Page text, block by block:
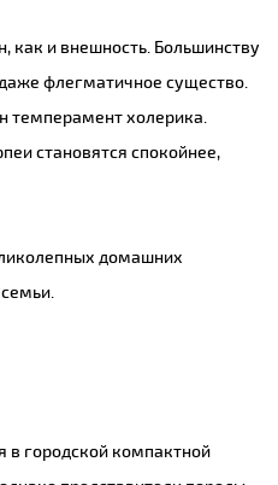
как и внешность. Большинству
флегматичное существо.
темперамент холерика.
становятся спокойнее,
домашних
в городской компактной